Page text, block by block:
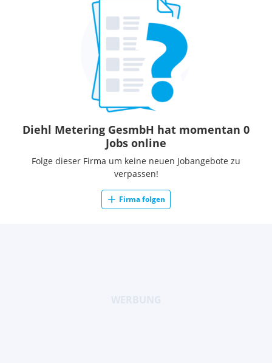
Diehl Metering GesmbH hat momentan 0
Jobs online
Folge dieser Firma um keine neuen Jobangebote zu
verpassen!
Firma folgen